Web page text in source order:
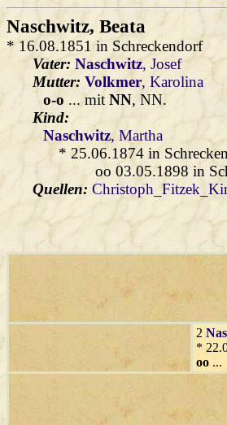
Naschwitz, Beata
* 16.08.1851 in Schreckendorf
Vater: Naschwitz, Josef
Mutter: Volkmer, Karolina
o-o ... mitNN, NN.
Kind:
Naschwitz, Martha
* 25.06.1874 in
oo 03.05.1898 in
Quellen:
2
*
oo ...